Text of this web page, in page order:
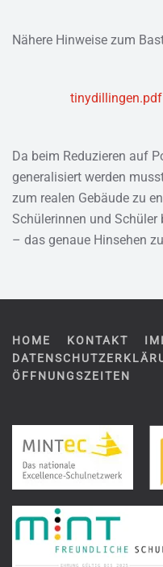
Nähere Hinweise zum
tinydillingen.pdf
Da beim Reduzieren auf
generalisiert werden
zum realen Gebäude zu
Schülerinnen und Schüler
– das genaue Hinsehen
HOME KONTAKT
ÖFFNUNGSZEITEN